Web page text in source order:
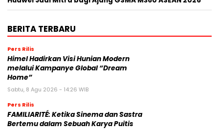
BERITA TERBARU
Pers Rilis
Himel Hadirkan Visi Hunian Modern
melalui Kampanye Global “Dream
Home”
Sabtu, 8 Agu 2026 - 14:26 WIB
Pers Rilis
FAMILIARITÉ: Ketika Sinema dan Sastra
Bertemu dalam Sebuah Karya Puitis